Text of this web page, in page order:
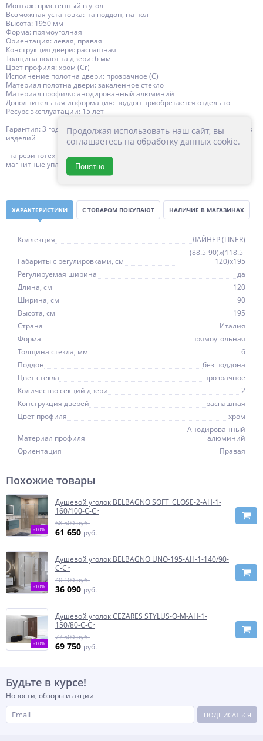
Монтаж: пристенный в угол
Возможная установка: на поддон, на пол
Высота: 1950 мм
Форма: прямоуголная
Ориентация: левая, правая
Конструкция двери: распашная
Толщина полотна двери: 6 мм
Цвет профиля: хром (Сr)
Исполнение полотна двери: прозрачное (C)
Материал полотна двери: закаленное стекло
Материал профиля: анодированный алюминий
Дополнительная информация: поддон приобретается отдельно
Ресурс эксплуатации: 15 лет
Гарантия: 3 года с даты продажи, за исключением резинотехнических
изделий
-на резинотехнические изделия (силиконовые уплотнители,
магнитные уплотнители, ) 1 год с даты продажи
ХАРАКТЕРИСТИКИ С ТОВАРОМ ПОКУПАЮТ НАЛИЧИЕ В МАГАЗИНАХ
Коллекция ЛАЙНЕР (LINER)
Габариты с регулировками, см
(88.5-90)x(118.5-
120)x195
Регулируемая ширина
да
Длина, см
120
Ширина, см
90
Высота, см
195
Страна
Италия
Форма
прямоугольная
Толщина стекла, мм
6
Поддон
без поддона
Цвет стекла
прозрачное
Количество секций двери
2
Конструкция дверей
распашная
Цвет профиля
хром
Материал профиля
Анодированный
алюминий
Ориентация
Правая
Похожие товары
-10%
Душевой уголок BELBAGNO SOFT_CLOSE-2-AH-1-
160/100-C-Cr
68 500 руб.
61 650 руб.
-10%
Душевой уголок BELBAGNO UNO-195-AH-1-140/90-
C-Cr
40 100 руб.
36 090 руб.
-10%
Душевой уголок CEZARES STYLUS-O-M-AH-1-
150/80-C-Cr
77 500 руб.
69 750 руб.
Будьте в курсе!
Новости, обзоры и акции
ПОДПИСАТЬСЯ
Продолжая использовать наш сайт, вы
соглашаетесь на обработку данных cookie.
Понятно